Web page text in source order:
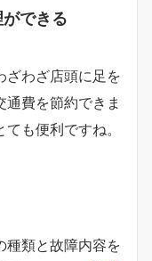
できる
ざわざ店頭に足を
費を節約できま
も便利ですね。
種類と故障内容を